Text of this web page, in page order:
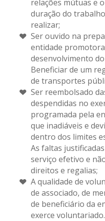
relações mútuas e
duração do
realizar;
Ser ouvido na
entidade
desenvolvimento
Beneficiar de um
de transportes
Ser reembolsado
despendidas no
programada pela
que inadiáveis e
dentro dos limites
As faltas
serviço efetivo e
direitos e regalias;
A qualidade de
de associado, de
de beneficiário da
exerce voluntariado.